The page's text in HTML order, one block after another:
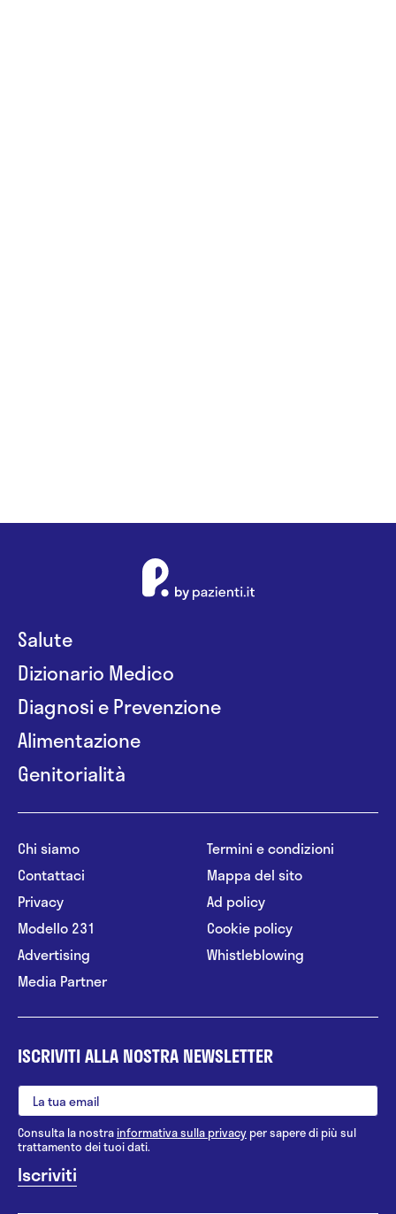
Salute
Dizionario Medico
Diagnosi e Prevenzione
Alimentazione
Genitorialità
Chi siamo
Contattaci
Privacy
Modello 231
Advertising
Media Partner
Termini e condizioni
Mappa del sito
Ad policy
Cookie policy
Whistleblowing
ISCRIVITI ALLA NOSTRA NEWSLETTER
Consulta la nostrainformativa sulla privacy per sapere di più sul
trattamento dei tuoi dati.